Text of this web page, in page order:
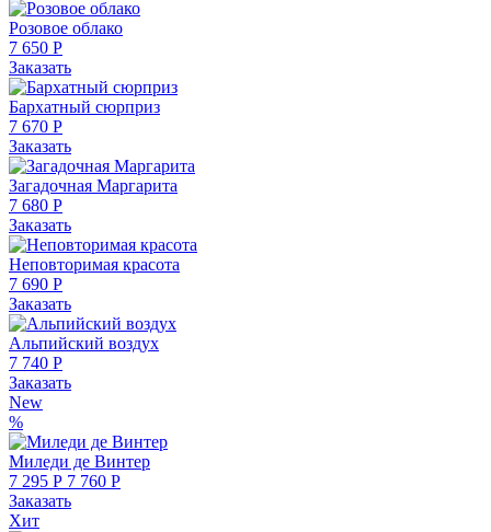
Розовое облако
7 650 Р
Заказать
Бархатный сюрприз
7 670 Р
Заказать
Загадочная Маргарита
7 680 Р
Заказать
Неповторимая красота
7 690 Р
Заказать
Альпийский воздух
7 740 Р
Заказать
New
%
Миледи де Винтер
7 295 Р 7 760 Р
Заказать
Хит